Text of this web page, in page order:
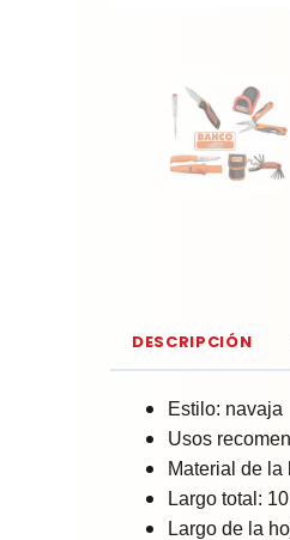
DESCRIPCIÓN
Estilo: navaja
Usos
Material de
Largo total:
Largo de la